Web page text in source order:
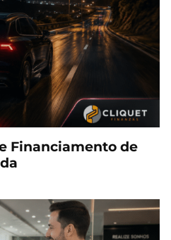
Financiamento de